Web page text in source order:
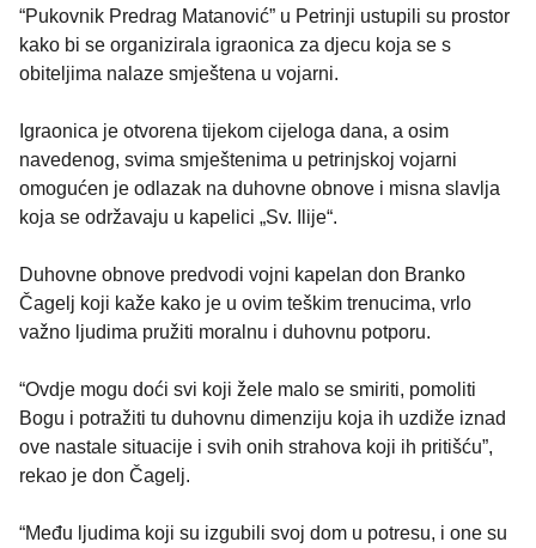
“Pukovnik Predrag Matanović” u Petrinji ustupili su prostor
kako bi se organizirala igraonica za djecu koja se s
obiteljima nalaze smještena u vojarni.
Igraonica je otvorena tijekom cijeloga dana, a osim
navedenog, svima smještenima u petrinjskoj vojarni
omogućen je odlazak na duhovne obnove i misna slavlja
koja se održavaju u kapelici „Sv. Ilije“.
Duhovne obnove predvodi vojni kapelan don Branko
Čagelj koji kaže kako je u ovim teškim trenucima, vrlo
važno ljudima pružiti moralnu i duhovnu potporu.
“Ovdje mogu doći svi koji žele malo se smiriti, pomoliti
Bogu i potražiti tu duhovnu dimenziju koja ih uzdiže iznad
ove nastale situacije i svih onih strahova koji ih pritišću”,
rekao je don Čagelj.
“Među ljudima koji su izgubili svoj dom u potresu, i one su